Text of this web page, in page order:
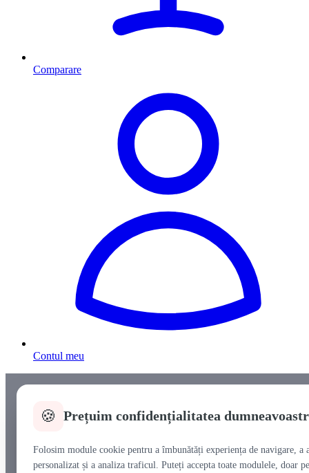
Comparare
Contul meu
🍪 Prețuim confidențialitatea
Folosim module cookie pentru a îmbunătăți experiența de navigare, a
personalizat și a analiza traficul. Puteți accepta toate modulele, doar